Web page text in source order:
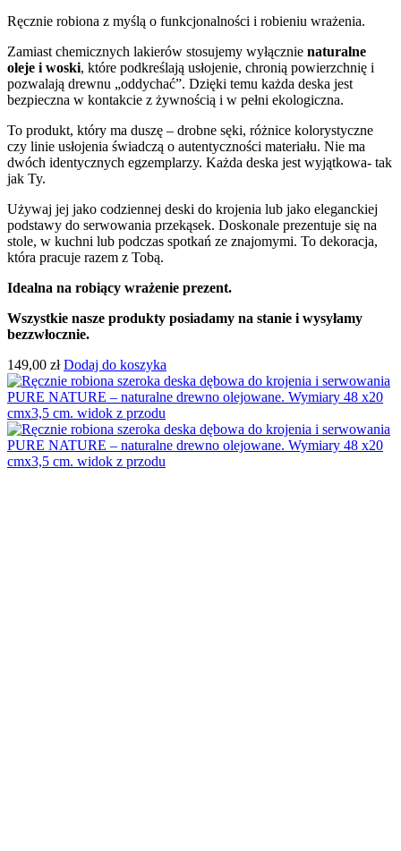
Ręcznie robiona z myślą o funkcjonalności i robieniu wrażenia.
Zamiast chemicznych lakierów stosujemy wyłącznie naturalne
oleje i woski, które podkreślają usłojenie, chronią powierzchnię i
pozwalają drewnu „oddychać”. Dzięki temu każda deska jest
bezpieczna w kontakcie z żywnością i w pełni ekologiczna.
To produkt, który ma duszę – drobne sęki, różnice kolorystyczne
czy linie usłojenia świadczą o autentyczności materiału. Nie ma
dwóch identycznych egzemplarzy. Każda deska jest wyjątkowa- tak
jak Ty.
Używaj jej jako codziennej deski do krojenia lub jako eleganckiej
podstawy do serwowania przekąsek. Doskonale prezentuje się na
stole, w kuchni lub podczas spotkań ze znajomymi. To dekoracja,
która pracuje razem z Tobą.
Idealna na robiący wrażenie prezent.
Wszystkie nasze produkty posiadamy na stanie i wysyłamy
bezzwłocznie.
149,00 zł Dodaj do koszyka